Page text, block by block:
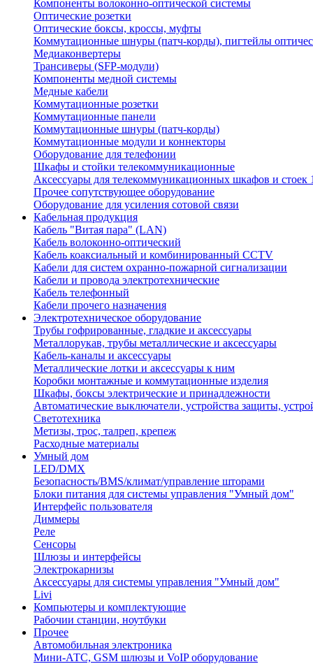
Компоненты волоконно-оптической системы
Оптические розетки
Оптические боксы, кроссы, муфты
Коммутационные шнуры (патч-корды), пигтейлы
Медиаконвертеры
Трансиверы (SFP-модули)
Компоненты медной системы
Медные кабели
Коммутационные розетки
Коммутационные панели
Коммутационные шнуры (патч-корды)
Коммутационные модули и коннекторы
Оборудование для телефонии
Шкафы и стойки телекоммуникационные
Аксессуары для телекоммуникационных шкафов и стоек
Прочее сопутствующее оборудование
Оборудование для усиления сотовой связи
Кабельная продукция
Кабель "Витая пара" (LAN)
Кабель волоконно-оптический
Кабель коаксиальный и комбинированный CCTV
Кабели для систем охранно-пожарной сигнализации
Кабели и провода электротехнические
Кабель телефонный
Кабели прочего назначения
Электротехническое оборудование
Трубы гофрированные, гладкие и аксессуары
Металлорукав, трубы металлические и аксессуары
Кабель-каналы и аксессуары
Металлические лотки и аксессуары к ним
Коробки монтажные и коммутационные изделия
Шкафы, боксы электрические и принадлежности
Автоматические выключатели, устройства защиты,
Светотехника
Метизы, трос, талреп, крепеж
Расходные материалы
Умный дом
LED/DMX
Безопасность/BMS/климат/управление шторами
Блоки питания для системы управления "Умный дом"
Интерфейс пользователя
Диммеры
Реле
Сенсоры
Шлюзы и интерфейсы
Электрокарнизы
Аксессуары для системы управления "Умный дом"
Livi
Компьютеры и комплектующие
Рабочии станции, ноутбуки
Прочее
Автомобильная электроника
Мини-АТС, GSM шлюзы и VoIP оборудование